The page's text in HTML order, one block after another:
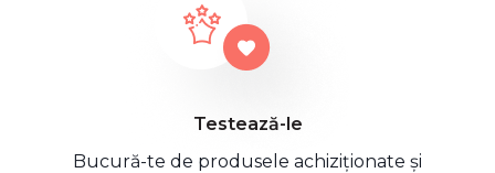
Testează-le
Bucură-te de produsele achiziționate și